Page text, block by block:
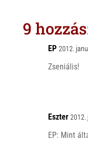
A
o
o
k
9
EP 2012.
Zseniális!
Eszter 2012.
EP: Mint